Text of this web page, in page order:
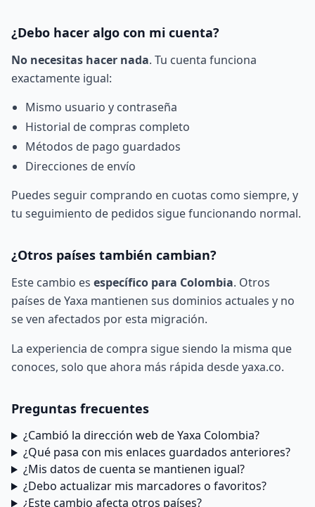
¿Debo hacer algo con mi cuenta?
No necesitas hacer nada. Tu cuenta funciona
exactamente igual:
Mismo usuario y contraseña
Historial de compras completo
Métodos de pago guardados
Direcciones de envío
Puedes seguir comprando en cuotas como siempre, y
tu seguimiento de pedidos sigue funcionando normal.
¿Otros países también cambian?
Este cambio es específico para Colombia. Otros
países de Yaxa mantienen sus dominios actuales y no
se ven afectados por esta migración.
La experiencia de compra sigue siendo la misma que
conoces, solo que ahora más rápida desde yaxa.co.
Preguntas frecuentes
¿Cambió la dirección web de Yaxa Colombia?
¿Qué pasa con mis enlaces guardados anteriores?
¿Mis datos de cuenta se mantienen igual?
¿Debo actualizar mis marcadores o favoritos?
¿Este cambio afecta otros países?